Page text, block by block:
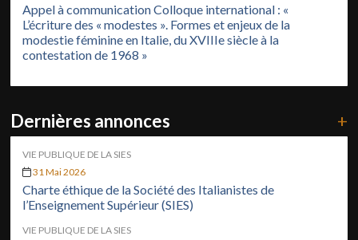
Appel à communication Colloque international : «
L’écriture des « modestes ». Formes et enjeux de la
modestie féminine en Italie, du XVIIIe siècle à la
contestation de 1968 »
Dernières annonces +
VIE PUBLIQUE DE LA SIES
31 Mai 2026
Charte éthique de la Société des Italianistes de
l’Enseignement Supérieur (SIES)
VIE PUBLIQUE DE LA SIES